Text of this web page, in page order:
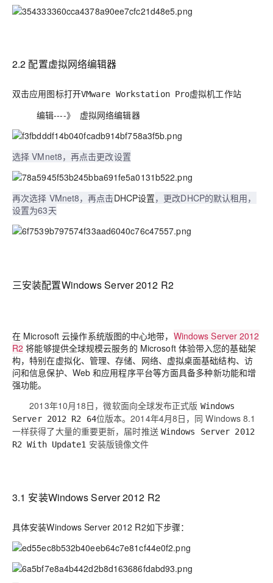
2.2 配置虚拟网络编辑器
双击应用图标打开VMware Workstation Pro虚拟机工作站
编辑----》 虚拟网络编辑器
选择 VMnet8，再点击更改设置
再次选择 VMnet8，再点击DHCP设置，更改DHCP的默认租用，
设置为63天
三安装配置Windows Server 2012 R2
在 Microsoft 云操作系统版图的中心地带， Windows Server 2012
R2 将能够提供全球规模云服务的 Microsoft 体验带入您的基础架
构，特别在虚拟化、管理、存储、网络、虚拟桌面基础结构、访
问和信息保护、Web 和应用程序平台等方面具备多种新功能和增
强功能。
2013年10月18日，微软面向全球发布正式版 Windows
Server 2012 R2 64位版本。2014年4月8日，同 Windows 8.1
一样获得了大量的重要更新，届时推送 Windows Server 2012
R2 With Update1 安装版镜像文件
3.1 安装Windows Server 2012 R2
具体安装Windows Server 2012 R2如下步骤：